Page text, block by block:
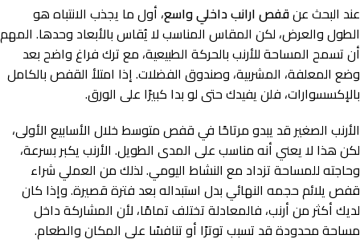
عند البحث عنقفص ارانب داخلي واسع، أول ما يجذب الانتباه هو
الطول والعرض، لكن المقاس المناسب لا يُقاس بالأبعاد وحدها. المهم
أن تسمح المساحة للأرنب بالحركة الطبيعية، مع ترك فراغ واضح بعد
وضع المعلفة، المشربية، وصندوق الفضلات. إذا امتلأ القفص بالكامل
بالإكسسوارات، فلن يفيدك حتى لو بدا كبيرًا على الورق.
الأرنب الصغير قد يبدو مرتاحًا في قفص متوسط خلال الأسابيع الأولى،
لكن هذا لا يعني أنه مناسب على المدى الطويل. الأرنب يكبر بسرعة،
وحاجته للمساحة تزداد مع النشاط اليومي. لذلك من العملي شراء
قفص يلائم حجمه النهائي بدل استبداله بعد فترة قصيرة. وإذا كان
لديك أكثر من أرنب، فالمعادلة تختلف تمامًا، لأن المشاركة داخل
مساحة محدودة قد تسبب توترًا أو تنافسًا على المكان والطعام.